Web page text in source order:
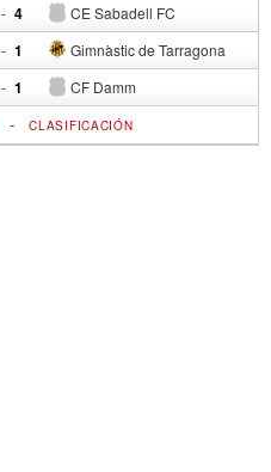
- CE Sabadell FC
4
- Gimnàstic de Tarragona
1
- CF Damm
1
-CLASIFICACIÓN